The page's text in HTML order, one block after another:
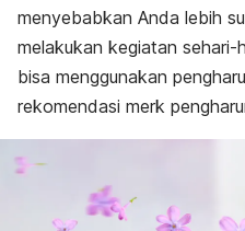
menyebabkan Anda lebih
melakukan kegiatan sehari-
bisa menggunakan
rekomendasi merk